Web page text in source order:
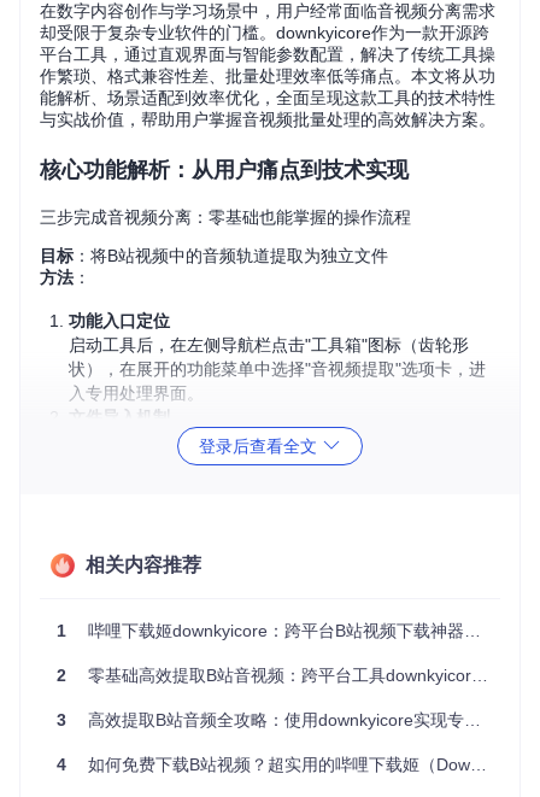
在数字内容创作与学习场景中，用户经常面临音视频分离需求
却受限于复杂专业软件的门槛。downkyicore作为一款开源跨
平台工具，通过直观界面与智能参数配置，解决了传统工具操
作繁琐、格式兼容性差、批量处理效率低等痛点。本文将从功
能解析、场景适配到效率优化，全面呈现这款工具的技术特性
与实战价值，帮助用户掌握音视频批量处理的高效解决方案。
核心功能解析：从用户痛点到技术实现
三步完成音视频分离：零基础也能掌握的操作流程
目标 ：将B站视频中的音频轨道提取为独立文件
方法 ：
功能入口定位
启动工具后，在左侧导航栏点击"工具箱"图标（齿轮形
状），在展开的功能菜单中选择"音视频提取"选项卡，进
入专用处理界面。
文件导入机制
支持三种导入方式：通过"添加文件"按钮选择单个视频、
直接拖拽文件至操作区、使用"导入文件夹"批量加载多个
荐COPY模式保持原始音质），点击"开始提取"按钮启动处
验证
：处理完成后，系统自动打开输出目录，可通过音频播放
错误信息。
操作要点
注意事项
确保视频文件路径无中文或特
殊字符
避免因编码问题导致处
理失败
登录后查看全文
相关内容推荐
1 哔哩下载姬downkyicore：跨平台B站视频下载神器，支持Windows/macOS/Linux全系统
2 零基础高效提取B站音视频：跨平台工具downkyicore完全指南
3 高效提取B站音频全攻略：使用downkyicore实现专业级音视频分离
4 如何免费下载B站视频？超实用的哔哩下载姬（DownKyi）完整指南 🚀